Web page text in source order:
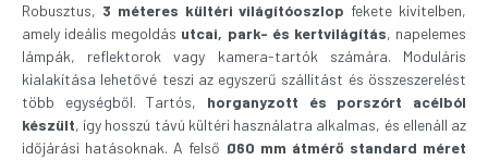
Robusztus, 3 méteres kültéri világítóoszlop fekete kivitelben,
amely ideális megoldás utcai, park- és kertvilágítás, napelemes
lámpák, reflektorok vagy kamera-tartók számára. Moduláris
kialakítása lehetővé teszi az egyszerű szállítást és összeszerelést
több egységből. Tartós, horganyzott és porszórt acélból
készült, így hosszú távú kültéri használatra alkalmas, és ellenáll az
időjárási hatásoknak. A felső Ø60 mm átmérő standard méret